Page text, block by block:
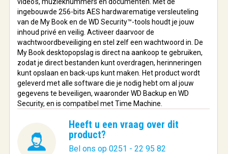
ingebouwde 256-bits AES hardwarematige versleuteling
van de My Book en de WD Security™-tools houdt je jouw
inhoud privé en veilig. Activeer daarvoor de
wachtwoordbeveiliging en stel zelf een wachtwoord in. De
My Book desktopopslag is direct na aankoop te gebruiken,
zodat je direct bestanden kunt overdragen, herinneringen
kunt opslaan en back-ups kunt maken. Het product wordt
geleverd met alle software die je nodig hebt om al jouw
gegevens te beveiligen, waaronder WD Backup en WD
Security, en is compatibel met Time Machine.
Heeft u een vraag over dit
product?
Bel ons op 0251 - 22 95 82